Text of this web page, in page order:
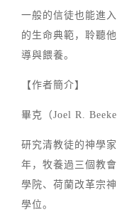
一般的信徒也能進
的生命典範，聆聽
導與餵養。
【作者簡介】
畢克（Joel R.
研究清教徒的神學
年，牧養過三個教
學院、荷蘭改革宗
學位。